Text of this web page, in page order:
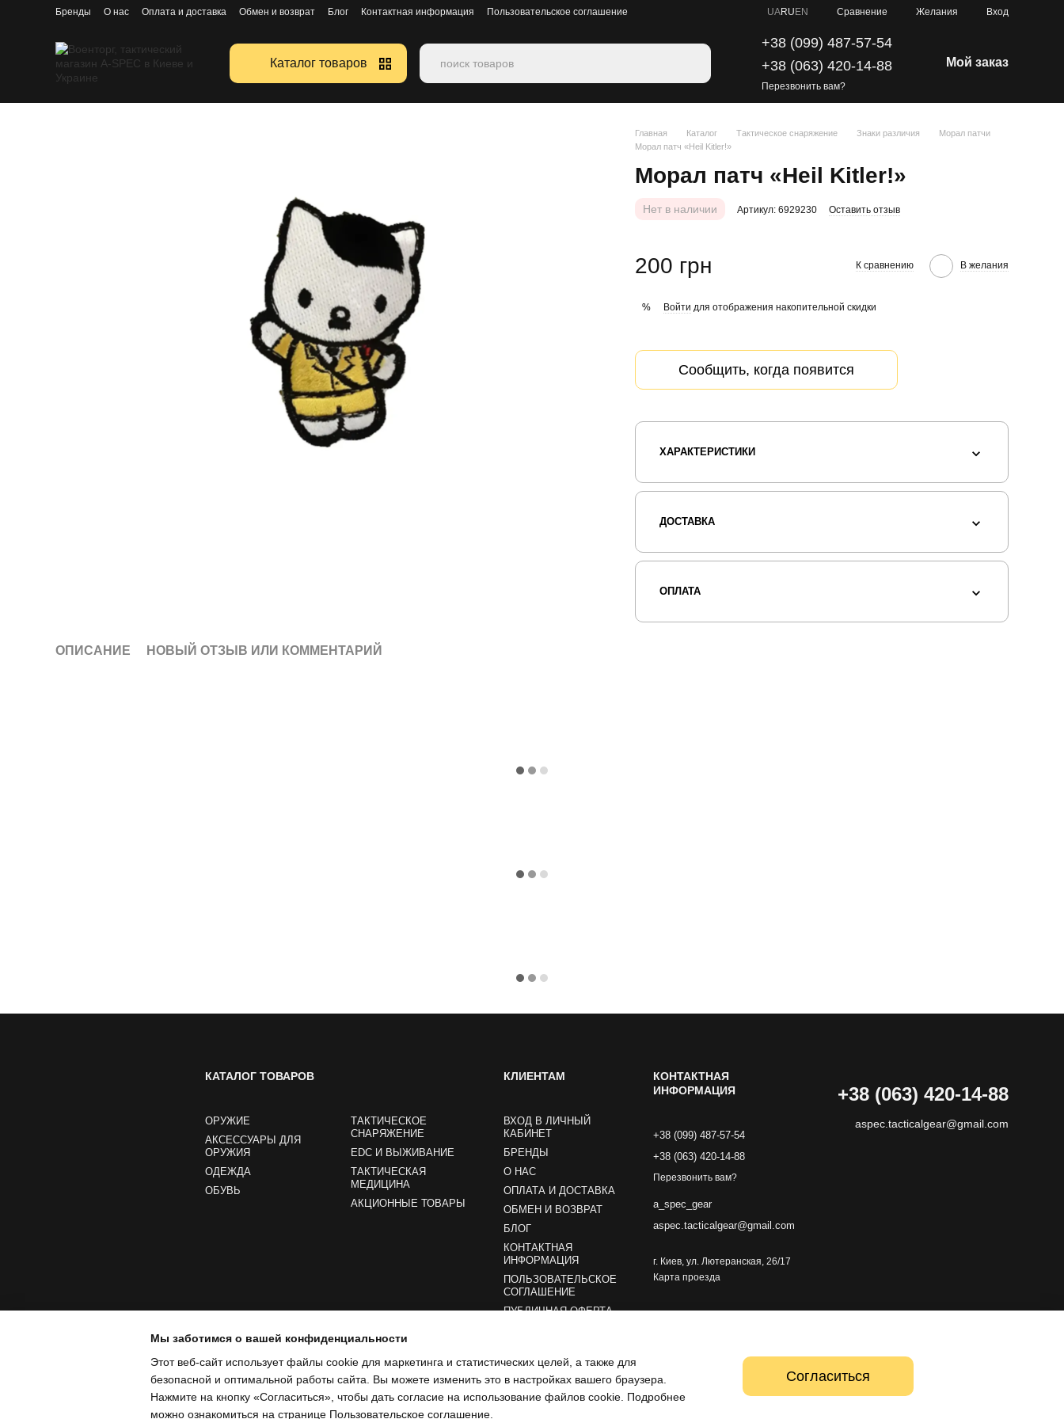
Перейти к основному контенту
Бренды О нас Оплата и доставка Обмен и возврат Блог Контактная информация
Пользовательское соглашение
UARU EN Сравнение Желания Вход
Каталог товаров
+38 (099) 487-57-54
+38 (063) 420-14-88
Перезвонить вам?
Мой заказ
Главная Каталог Тактическое снаряжение Знаки различия
Морал патчи
Морал патч «Heil Kitler!»
Морал патч «Heil Kitler!»​​​​​​​
Нет в наличии Артикул: 6929230 Оставить отзыв
200 грн К сравнению В желания
% Войти для отображения накопительной скидки
Сообщить, когда появится
ХАРАКТЕРИСТИКИ
ДОСТАВКА
ОПЛАТА
ОПИСАНИЕ НОВЫЙ ОТЗЫВ ИЛИ КОММЕНТАРИЙ
КАТАЛОГ ТОВАРОВ
ОРУЖИЕ
АКСЕССУАРЫ ДЛЯ
ОРУЖИЯ
ОДЕЖДА
ОБУВЬ
ТАКТИЧЕСКОЕ
СНАРЯЖЕНИЕ
EDC И ВЫЖИВАНИЕ
ТАКТИЧЕСКАЯ
МЕДИЦИНА
АКЦИОННЫЕ ТОВАРЫ
КЛИЕНТАМ
ВХОД В ЛИЧНЫЙ
КАБИНЕТ
БРЕНДЫ
О НАС
ОПЛАТА И ДОСТАВКА
ОБМЕН И ВОЗВРАТ
БЛОГ
КОНТАКТНАЯ
ИНФОРМАЦИЯ
ПОЛЬЗОВАТЕЛЬСКОЕ
СОГЛАШЕНИЕ
ПУБЛИЧНАЯ ОФЕРТА
КОНТАКТНАЯ
ИНФОРМАЦИЯ
+38 (099) 487-57-54
+38 (063) 420-14-88
Перезвонить вам?
a_spec_gear
aspec.tacticalgear@gmail.com
г. Киев, ул. Лютеранская, 26/17
Карта проезда
+38 (063) 420-14-88
aspec.tacticalgear@gmail.com
Мы заботимся о вашей конфиденциальности
Этот веб-сайт использует файлы cookie для маркетинга и статистических целей, а также для
безопасной и оптимальной работы сайта. Вы можете изменить это в настройках вашего браузера.
Нажмите на кнопку «Согласиться», чтобы дать согласие на использование файлов cookie. Подробнее
можно ознакомиться на странице Пользовательское соглашение
Согласиться